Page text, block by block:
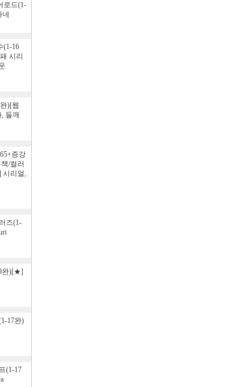
로드(1-
(1-16
시리
)[웹
들깨
증강
/컬러
시리얼,
즈(1-
완)[★]
17완)
(1-17